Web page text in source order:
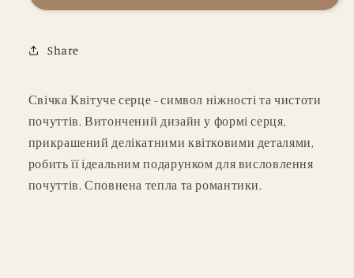
передбаченнямпередбаченням
Share
Свічка Квітуче серце - символ ніжності та чистоти
почуттів. Витончений дизайн у формі серця,
прикрашений делікатними квітковими деталями,
робить її ідеальним подарунком для висловлення
почуттів. Сповнена тепла та романтики.